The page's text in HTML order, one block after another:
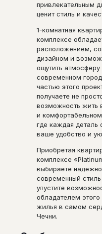
привлекательным
ценит стиль и
1-комнатная
комплексе
расположением,
дизайном и
ощутить
современном
частью этого
получаете не
возможность жить
и
где каждая деталь
ваше удобство и
Приобретая
комплексе
выбираете
современный
упустите
обладателем этого
жилья в самом
Чечни.